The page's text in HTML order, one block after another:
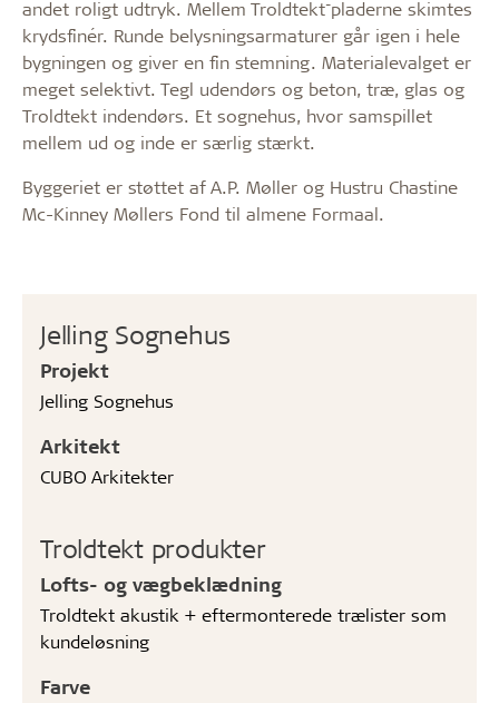
Jelling Sognehus
Projekt
Jelling Sognehus
Arkitekt
CUBO Arkitekter
Troldtekt produkter
Lofts- og vægbeklædning
Troldtekt akustik + eftermonterede trælister som
kundeløsning
Farve
andet roligt udtryk. Mellem Troldtekt-pladerne skimtes
krydsfinér. Runde belysningsarmaturer går igen i hele
bygningen og giver en fin stemning. Materialevalget er
meget selektivt. Tegl udendørs og beton, træ, glas og
Troldtekt indendørs. Et sognehus, hvor samspillet
mellem ud og inde er særlig stærkt.
Byggeriet er støttet af A.P. Møller og Hustru Chastine
Mc-Kinney Møllers Fond til almene Formaal.